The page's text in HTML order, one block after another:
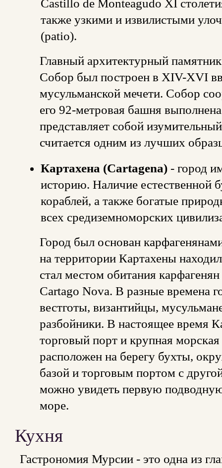
Castillo de Monteagudo XI
также узкими и извилистыми
(patio).
Главный архитектурный
Собор был построен в XIV-XVI
мусульманской мечети. Собор
его 92-метровая башня
представляет собой
считается одним из лучших
Картахена (Cartagena) - город
историю. Наличие естественной
кораблей, а также богатые
всех средиземноморских
Город был основан
на территории Картахены
стал местом обитания
Cartago Nova. В разные времена
вестготы, византийцы,
разбойники. В настоящее время
торговый порт и крупная
расположен на берегу бухты,
базой и торговым портом с
можно увидеть первую
море.
Кухня
Гастрономия Мурсии - это одна из